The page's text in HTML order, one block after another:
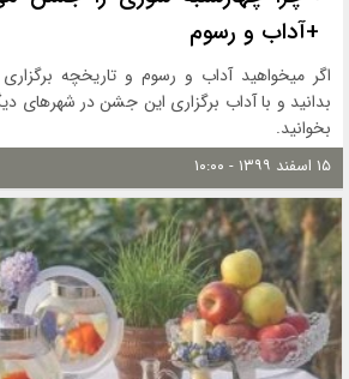
+آداب و رسوم
اگر میخواهید آداب و رسوم و تاریخچه
بدانید و با آداب برگزاری این جشن در شهرهای
بخوانید.
۱۵ اسفند ۱۳۹۹ - ۱۰:۰۰